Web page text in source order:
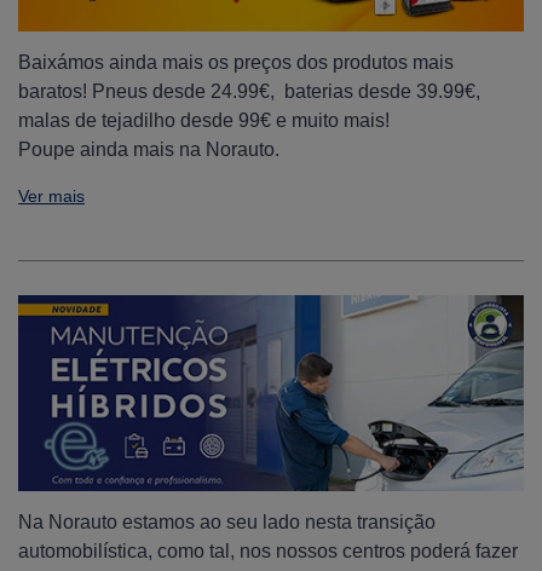
Baixámos ainda mais os preços dos produtos mais
baratos! Pneus desde 24.99€, baterias desde 39.99€,
malas de tejadilho desde 99€ e muito mais!
Poupe ainda mais na Norauto.
Ver mais
Na Norauto estamos ao seu lado nesta transição
automobilística, como tal, nos nossos centros poderá fazer